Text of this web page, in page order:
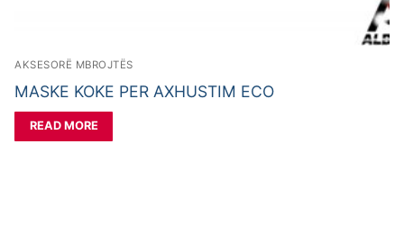
AKSESORË MBROJTËS
MASKE KOKE PER AXHUSTIM ECO
READ MORE